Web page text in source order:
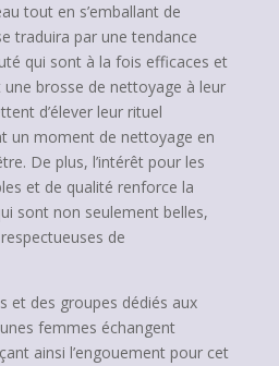
tout en s’emballant de
traduira par une tendance
qui sont à la fois efficaces et
une brosse de nettoyage à leur
d’élever leur rituel
un moment de nettoyage en
De plus, l’intérêt pour les
et de qualité renforce la
sont non seulement belles,
de
et des groupes dédiés aux
femmes échangent
ainsi l’engouement pour cet